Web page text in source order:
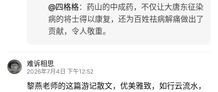
@四格格： 药山的中成药，不仅让大唐东征染
病的将士得以康复，还为百姓祛病解痛做出了
贡献，令人敬重。
难诉相思
2026年7月4日 下午12:52
黎燕老师的这篇游记散文，优美雅致，如行云流水，